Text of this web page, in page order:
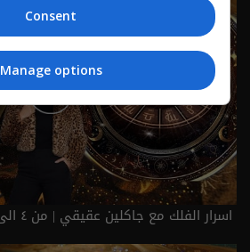
اسرار الفلك مع جاكلين عقيقي | من ٤ الى ١٠ تموز ٢٠٢٦ | 2026
Consent
Manage options